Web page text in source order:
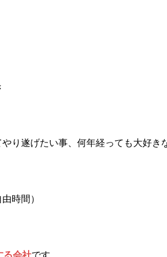
り遂げたい事、何年経っても大好き
時間）
る会社です。